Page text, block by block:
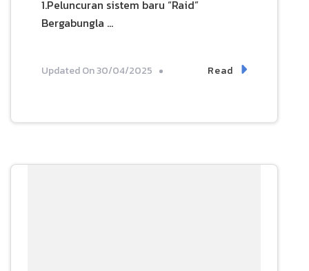
1.Peluncuran sistem baru “Raid”
Bergabungla …
Updated On30/04/2025 Read